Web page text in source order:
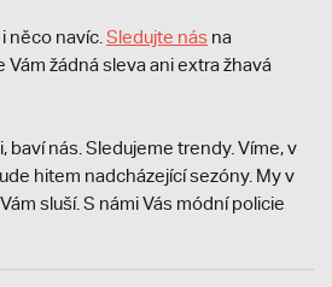
něco navíc. Sledujte nás na
žádná sleva ani extra žhavá
baví nás. Sledujeme trendy. Víme, v
hitem nadcházející sezóny. My v
sluší. S námi Vás módní policie